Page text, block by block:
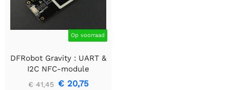
Op voorraad
DFRobot Gravity : UART &
I2C NFC-module
€ 41,45 € 20,75